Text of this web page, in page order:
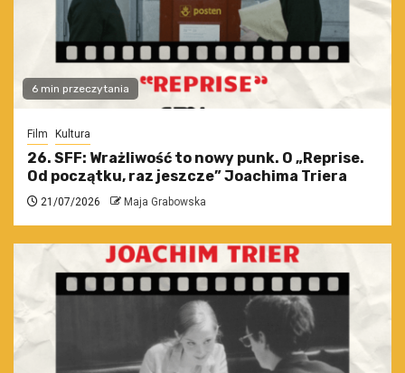
6 min przeczytania
Film Kultura
26. SFF: Wrażliwość to nowy punk. O „Reprise.
Od początku, raz jeszcze” Joachima Triera
21/07/2026 Maja Grabowska